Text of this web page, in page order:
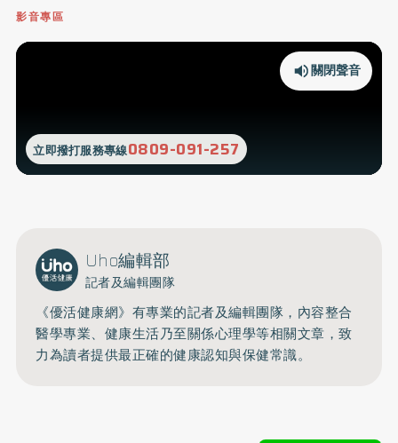
影音專區
立即撥打服務專線0809-091-257
關閉聲音
Uho編輯部
記者及編輯團隊
《優活健康網》有專業的記者及編輯團隊，內容整合
醫學專業、健康生活乃至關係心理學等相關文章，致
力為讀者提供最正確的健康認知與保健常識。